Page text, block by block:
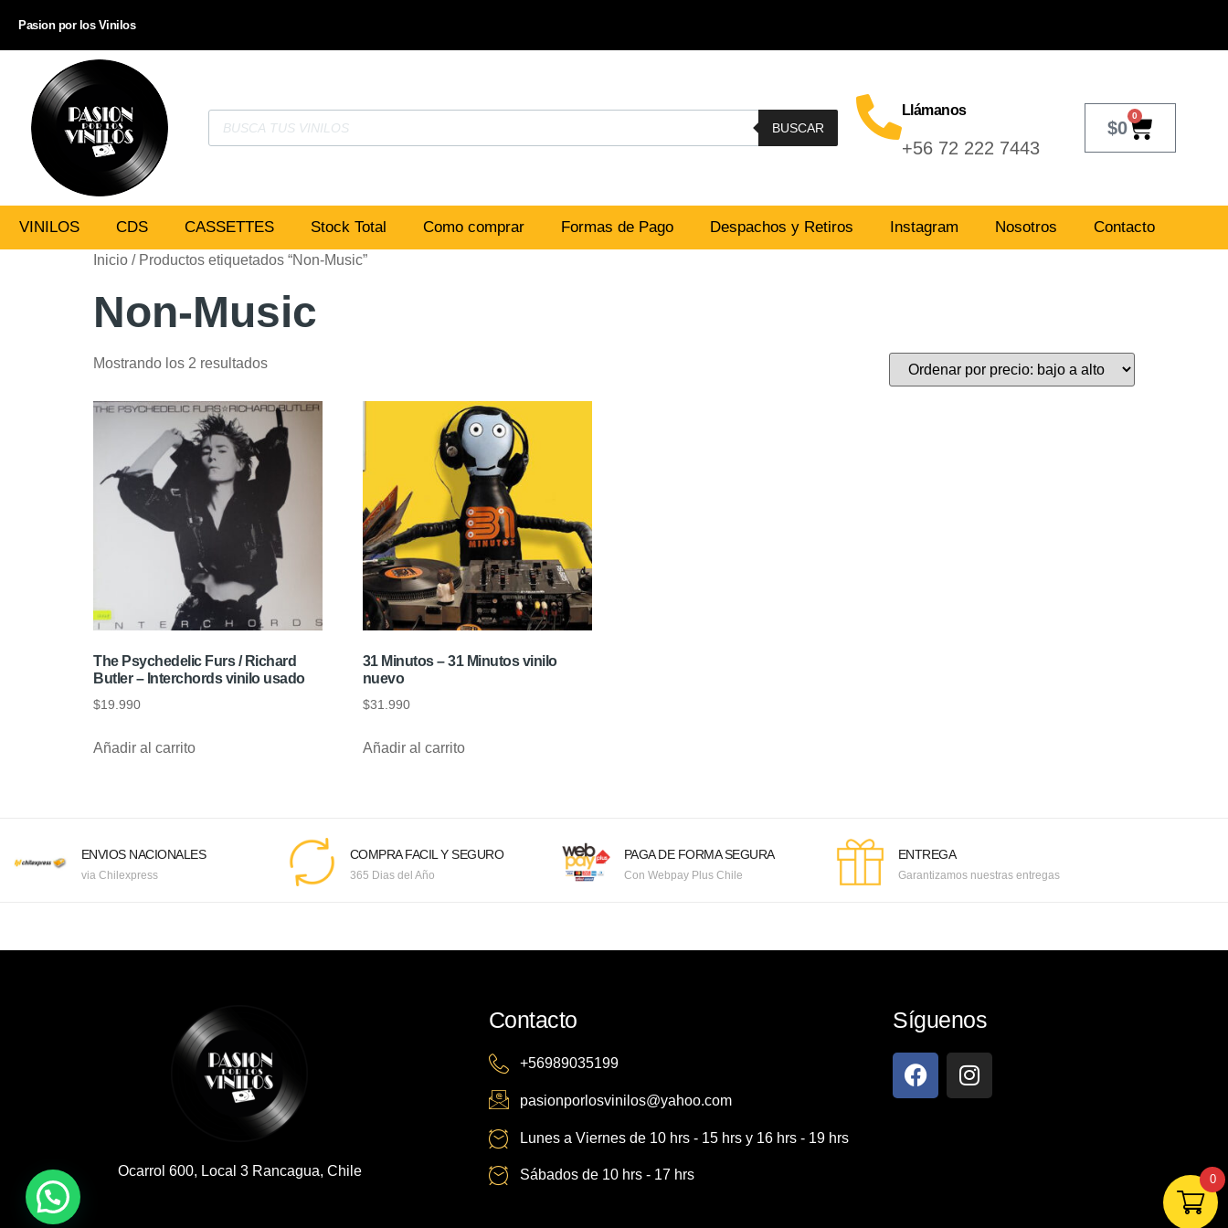
Pasion por los Vinilos
BUSCAR
Llámanos
+56 72 222 7443
$0
0
VINILOS CDS CASSETTES Stock Total Como comprar Formas de Pago Despachos y Retiros Instagram Nosotros Contacto
Inicio / Productos etiquetados “Non-Music”
Non-Music
Mostrando los 2 resultados
The Psychedelic Furs / Richard
Butler – Interchords vinilo usado
$19.990
Añadir al carrito
31 Minutos – 31 Minutos vinilo
nuevo
$31.990
Añadir al carrito
ENVIOS NACIONALES
via Chilexpress
COMPRA FACIL Y SEGURO
365 Dias del Año
PAGA DE FORMA SEGURA
Con Webpay Plus Chile
ENTREGA
Garantizamos nuestras entregas
Ocarrol 600, Local 3 Rancagua, Chile
Contacto
+56989035199
pasionporlosvinilos@yahoo.com
Lunes a Viernes de 10 hrs - 15 hrs y 16 hrs - 19 hrs
Sábados de 10 hrs - 17 hrs
Síguenos
0